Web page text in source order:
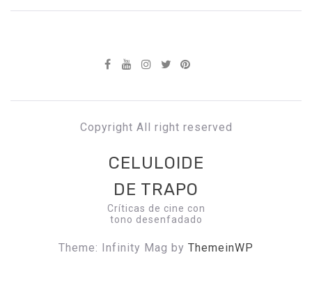
Copyright All right reserved
CELULOIDE
DE TRAPO
Críticas de cine con
tono desenfadado
Theme: Infinity Mag by ThemeinWP